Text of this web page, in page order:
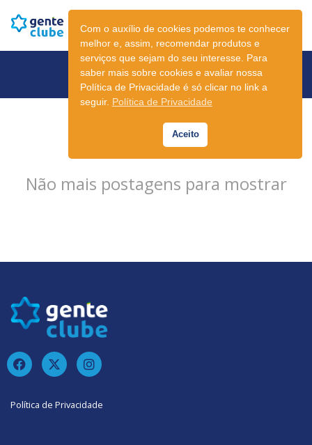
Newsletter
Não mais postagens para mostrar
Política de Privacidade
Com o auxílio de cookies podemos te conhecer
melhor e, assim, recomendar produtos e
serviços que sejam do seu interesse. Para
saber mais sobre cookies e avaliar nossa
Política de Privacidade é só clicar no link a
seguir. Política de Privacidade
Aceito